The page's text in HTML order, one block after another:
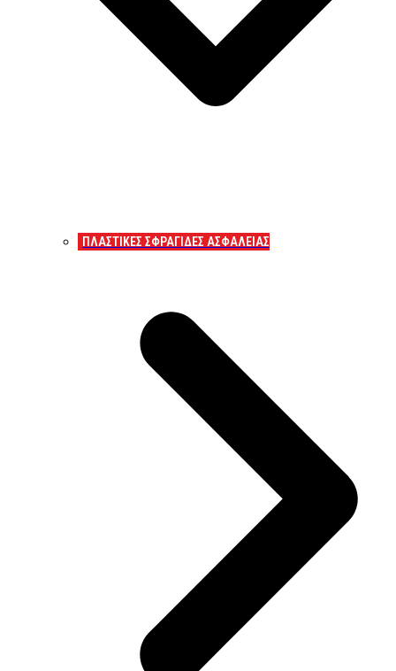
ΠΛΑΣΤΙΚΕΣ ΣΦΡΑΓΙΔΕΣ ΑΣΦΑΛΕΙΑΣ